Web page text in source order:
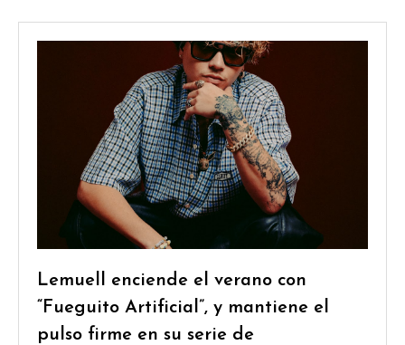
Lemuell enciende el verano con
“Fueguito Artificial”, y mantiene el
pulso firme en su serie de